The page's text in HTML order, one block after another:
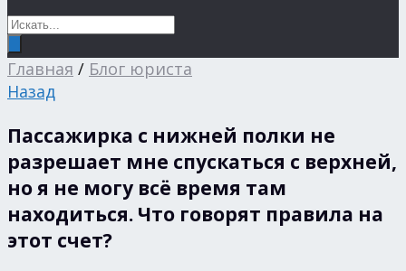
Главная / Блог юриста
Назад
Пассажирка с нижней полки не
разрешает мне спускаться с верхней,
но я не могу всё время там
находиться. Что говорят правила на
этот счет?